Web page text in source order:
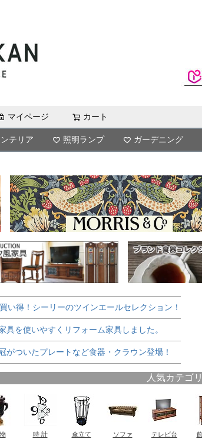
マイページ カート
テリア 照明ランプ ガーデニング
い得！シーリーのツインエールセレクション！
具を使いやすくリフォーム家具しました。
がついたプレートなど食器・クラウン登場！